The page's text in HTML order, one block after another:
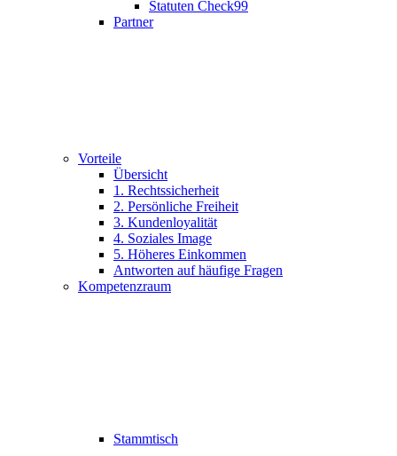
Statuten Check99
Partner
Vorteile
Übersicht
1. Rechtssicherheit
2. Persönliche Freiheit
3. Kundenloyalität
4. Soziales Image
5. Höheres Einkommen
Antworten auf häufige Fragen
Kompetenzraum
Stammtisch